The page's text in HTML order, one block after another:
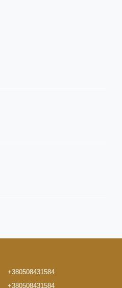
+380508431584
+380508431584